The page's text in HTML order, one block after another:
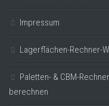
Impressum
Lagerflächen-Rechner-
Paletten- & CBM-
berechnen